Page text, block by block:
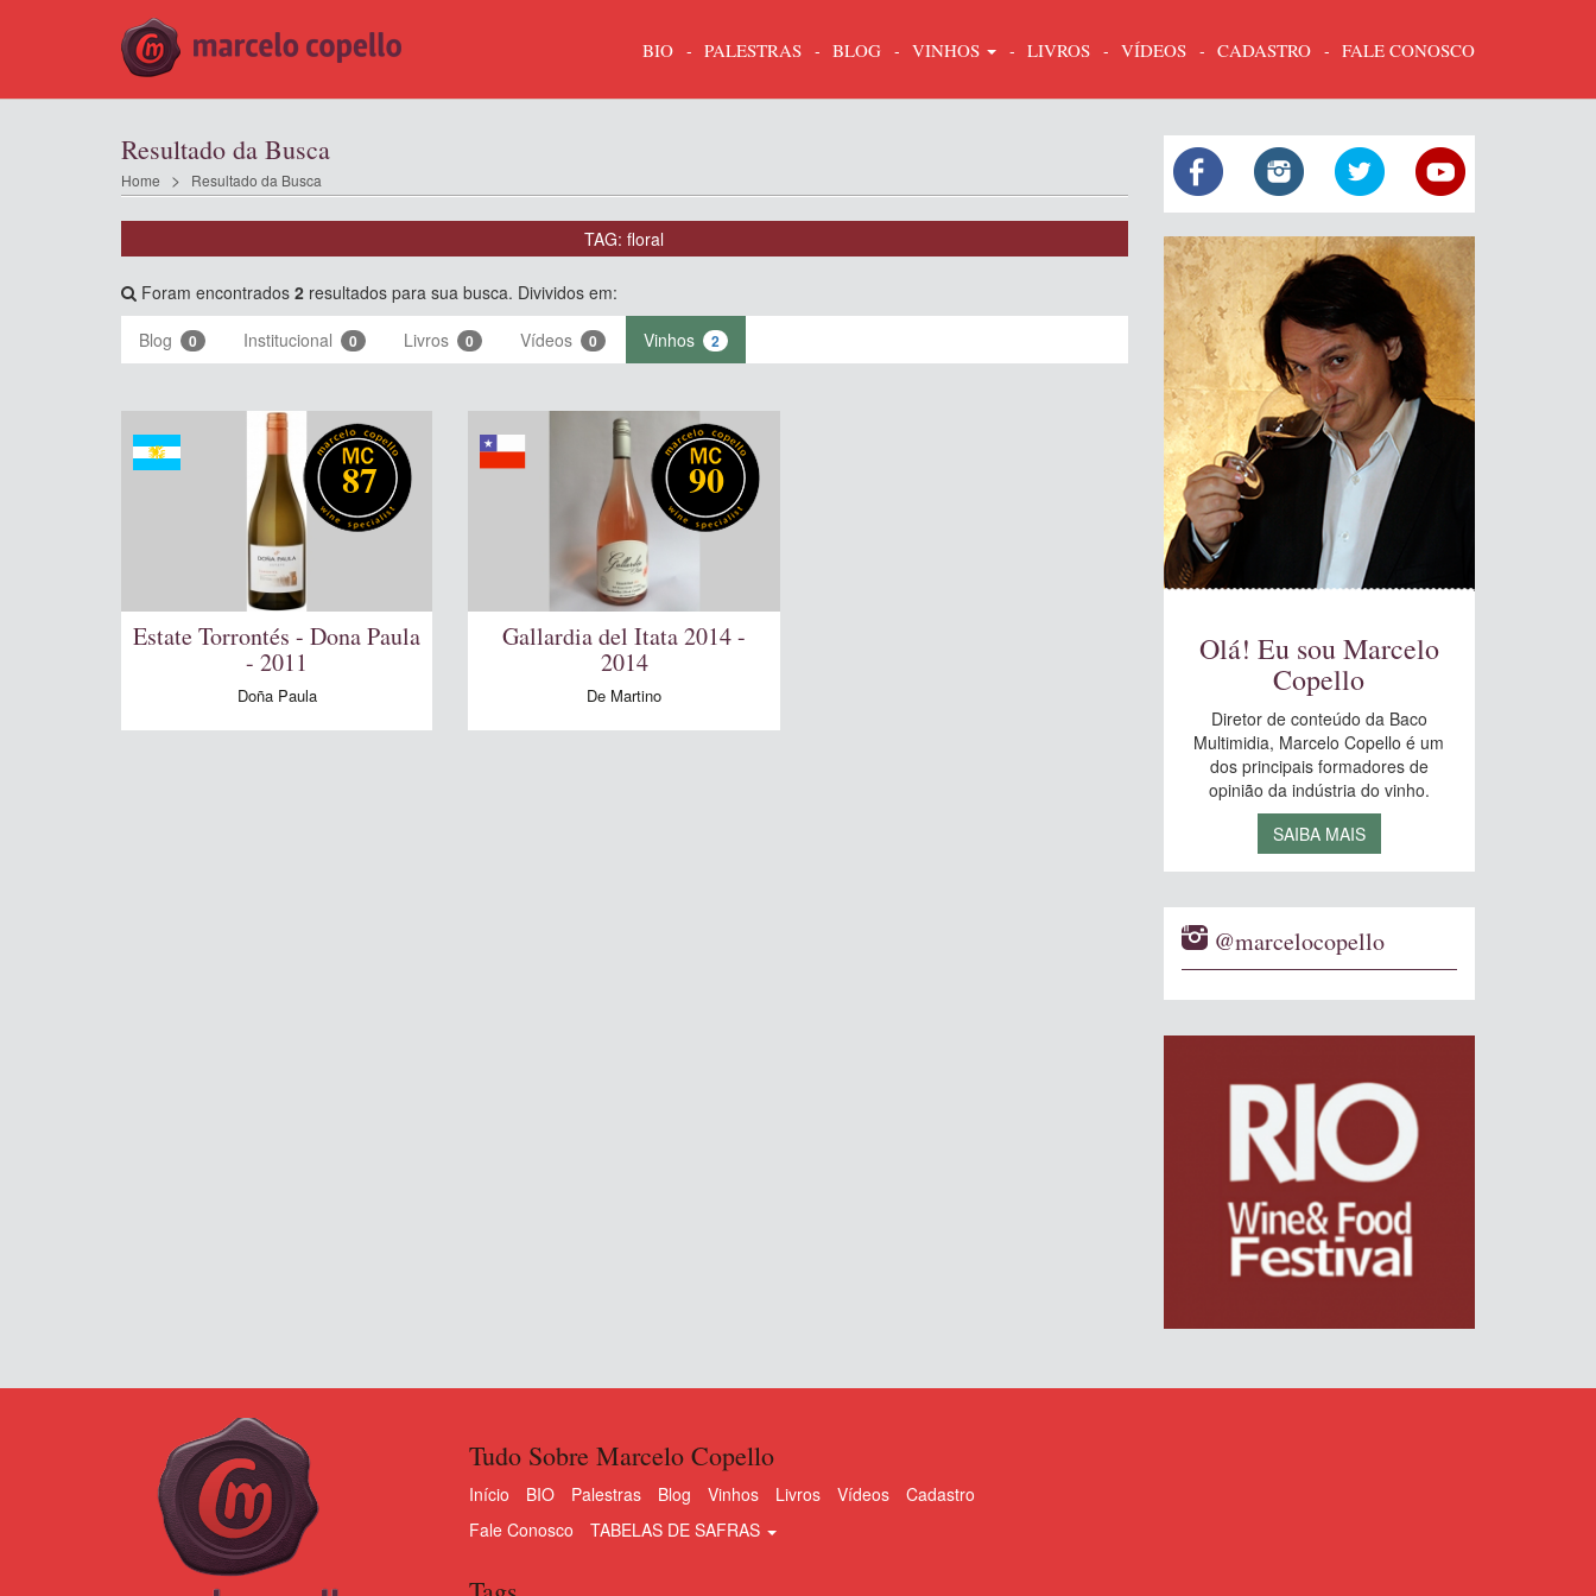
BIO PALESTRAS BLOG VINHOS LIVROS VÍDEOS CADASTRO FALE CONOSCO
Resultado da Busca
Home Resultado da Busca
TAG: floral
Foram encontrados 2 resultados para sua busca. Divividos em:
Blog
0 Institucional 0 Livros 0 Vídeos 0 Vinhos 2
87
Estate Torrontés - Dona Paula
- 2011
Doña Paula
90
Gallardia del Itata 2014 -
2014
De Martino
Olá! Eu sou Marcelo
Copello
Diretor de conteúdo da Baco
Multimidia, Marcelo Copello é um
dos principais formadores de
opinião da indústria do vinho.
SAIBA MAIS
@marcelocopello
Tudo Sobre Marcelo Copello
Início BIO Palestras Blog Vinhos Livros Vídeos
Cadastro
Fale Conosco
TABELAS DE SAFRAS